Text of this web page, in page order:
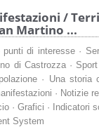
/
Martino ...
punti di interesse ·
di Castrozza ·
· Una storia
· Notizie
· Grafici · Indicatori
System